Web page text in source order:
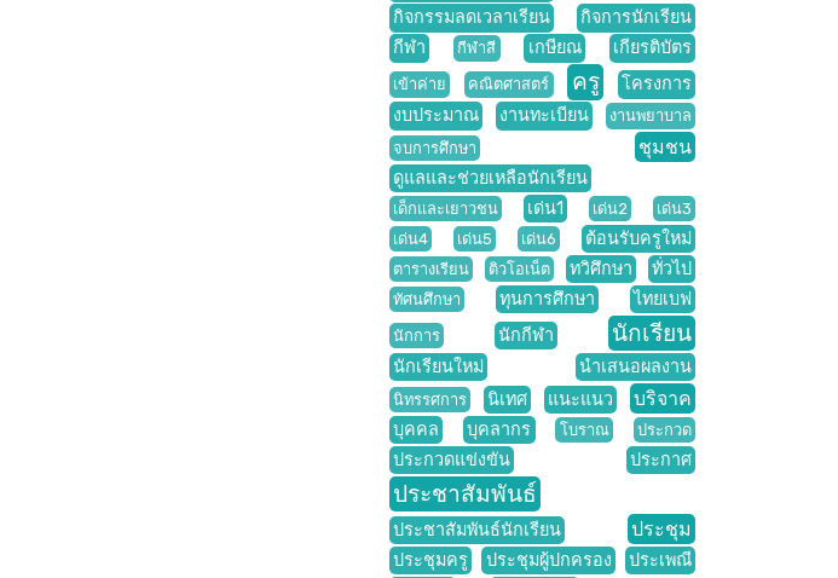
กิจกรรมลดเวลาเรียน
กิจการนักเรียน
กีฬา
กีฬาสี เกษียณ เกียรติบัตร
เข้าค่าย คณิตศาสตร์ ครู
โครงการ
งบประมาณ
งานทะเบียน
งานพยาบาล
จบการศึกษา
ชุมชน
ดูแลและช่วยเหลือนักเรียน
เด็กและเยาวชน เด่น1 เด่น2
เด่น3
เด่น4
เด่น5 เด่น6 ต้อนรับครูใหม่
ตารางเรียน ติวโอเน็ต ทวิศึกษา ทั่วไป
ทัศนศึกษา ทุนการศึกษา ไทยเบฟ
นักการ นักกีฬา นักเรียน
นักเรียนใหม่ นำเสนอผลงาน
นิทรรศการ นิเทศ แนะแนว บริจาค
บุคคล บุคลากร โบราณ ประกวด
ประกวดแข่งขัน ประกาศ
ประชาสัมพันธ์
ประชาสัมพันธ์นักเรียน ประชุม
ประชุมครู ประชุมผู้ปกครอง ประเพณี